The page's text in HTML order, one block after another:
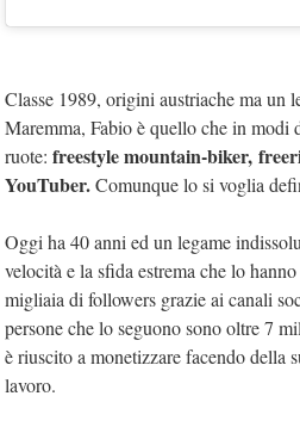
Classe 1989, origini austriache ma un
Maremma, Fabio è quello che in modi
ruote: freestylemountain-biker,
YouTuber.Comunque lo si voglia
Oggi ha 40 anni ed un legame
velocità e la sfida estrema che lo
migliaia di followers grazie ai canali
persone che lo seguono sono oltre 7
è riuscito a monetizzare facendo della
lavoro.